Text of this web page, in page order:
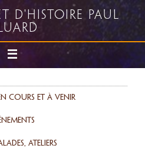
d'histoire Paul
cours et à venir
ateliers